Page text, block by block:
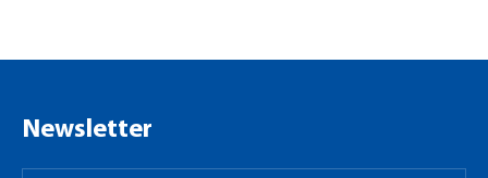
Newsletter